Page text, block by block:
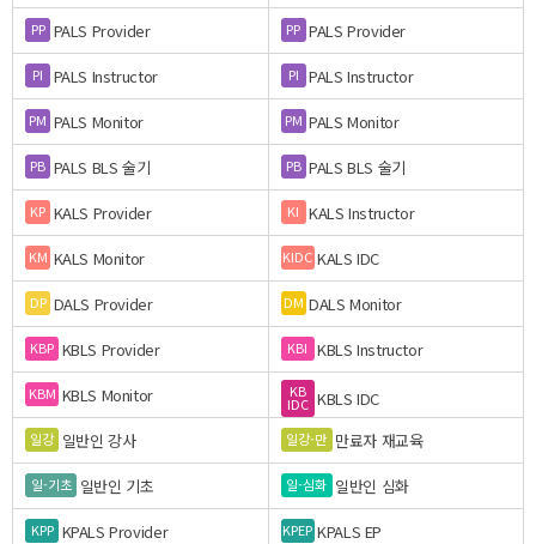
PP PALS Provider PP PALS Provider
PI PALS Instructor PI PALS Instructor
PM PALS Monitor PM PALS Monitor
PB PALS BLS 술기 PB PALS BLS 술기
KP KALS Provider KI KALS Instructor
KM KALS Monitor KIDC KALS IDC
DP DALS Provider DM DALS Monitor
KBP KBLS Provider KBI KBLS Instructor
KBM KBLS Monitor KB
IDC KBLS IDC
일강 일반인 강사 일강-만 만료자 재교육
일-기초 일반인 기초 일-심화 일반인 심화
KPP KPALS Provider KPEP KPALS EP